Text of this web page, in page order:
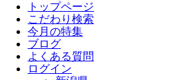
トップページ
こだわり検索
今月の特集
ブログ
よくある質問
ログイン